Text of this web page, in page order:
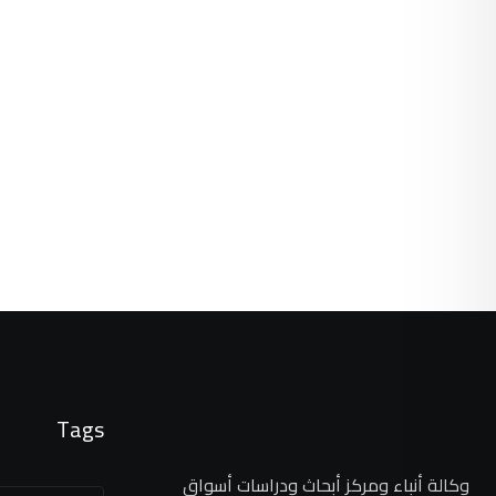
وكالة أنباء ومركز أبحاث ودراسات أسواق
Tags